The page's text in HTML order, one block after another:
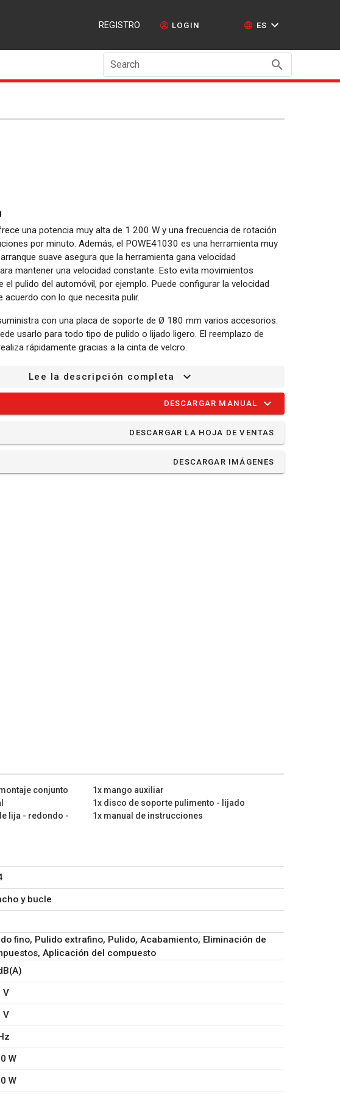
REGISTRO LOGIN ES
Search
una potencia muy alta de 1 200 W y una frecuencia de rotación
por minuto. Además, el POWE41030 es una herramienta muy
suave asegura que la herramienta gana velocidad
mantener una velocidad constante. Esto evita movimientos
el pulido del automóvil, por ejemplo. Puede configurar la velocidad
acuerdo con lo que necesita pulir.
con una placa de soporte de Ø 180 mm varios accesorios.
usarlo para todo tipo de pulido o lijado ligero. El reemplazo de
rápidamente gracias a la cinta de velcro.
incluye?
ángulos
pulir - extra fino
Lee la descripción completa
DESCARGAR MANUAL
DESCARGAR LA HOJA DE VENTAS
DESCARGAR IMÁGENES
conjunto
1x mango auxiliar
1x disco de soporte pulimento - lijado
lija - redondo -
1x manual de instrucciones
y bucle
fino, Pulido extrafino, Pulido, Acabamiento, Eliminación de
Aplicación del compuesto
V
V
W
W